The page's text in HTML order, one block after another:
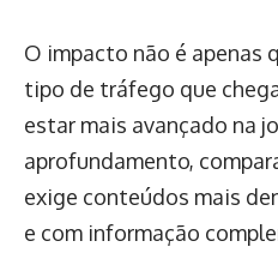
O impacto não é apenas
tipo de tráfego que
estar mais avançado na
aprofundamento,
exige conteúdos mais
e com informação